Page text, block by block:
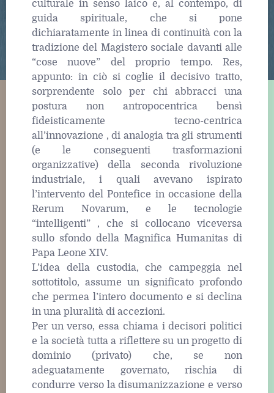
culturale in senso laico e, al contempo, di
guida spirituale, che si pone
dichiaratamente in linea di continuità con la
tradizione del Magistero sociale davanti alle
“cose nuove” del proprio tempo. Res,
appunto: in ciò si coglie il decisivo tratto,
sorprendente solo per chi abbracci una
postura non antropocentrica bensì
fideisticamente tecno-centrica
all’innovazione , di analogia tra gli strumenti
(e le conseguenti trasformazioni
organizzative) della seconda rivoluzione
industriale, i quali avevano ispirato
l’intervento del Pontefice in occasione della
Rerum Novarum, e le tecnologie
“intelligenti” , che si collocano viceversa
sullo sfondo della Magnifica Humanitas di
Papa Leone XIV.
L’idea della custodia, che campeggia nel
sottotitolo, assume un significato profondo
che permea l’intero documento e si declina
in una pluralità di accezioni.
Per un verso, essa chiama i decisori politici
e la società tutta a riflettere su un progetto di
dominio (privato) che, se non
adeguatamente governato, rischia di
condurre verso la disumanizzazione e verso